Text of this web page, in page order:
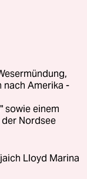
nach Amerika -
sowie einem
Nordsee
Lloyd Marina